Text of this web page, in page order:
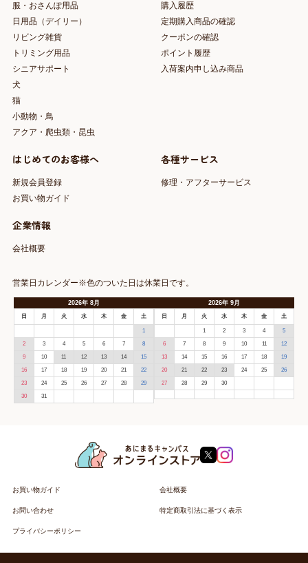
服・おさんぽ用品
日用品（デイリー）
リビング雑貨
トリミング用品
シニアサポート
犬
猫
小動物・鳥
アクア・爬虫類・昆虫
購入履歴
定期購入商品の確認
クーポンの確認
ポイント履歴
入荷案内申し込み商品
はじめてのお客様へ
新規会員登録
お買い物ガイド
各種サービス
修理・アフターサービス
企業情報
会社概要
営業日カレンダー※色のついた日は休業日です。
2026年 8月
日 月 火 水 木 金 土
1
2 3 4 5 6 7 8
9 10 11 12 13 14 15
16 17 18 19 20 21 22
23 24 25 26 27 28 29
30 31
2026年9月
日 月 火 水 木 金 土
1 2 3 4 5
6 7 8 9 10 11 12
13 14 15 16 17 18 19
20 21 22 23 24 25 26
27 28 29 30
お買い物ガイド 会社概要
お問い合わせ 特定商取引法に基づく表示
プライバシーポリシー